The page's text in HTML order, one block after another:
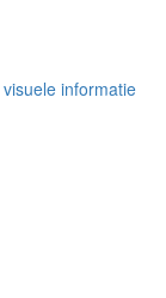
informatie